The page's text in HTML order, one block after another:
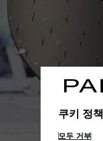
쿠키 정책
모두 거부